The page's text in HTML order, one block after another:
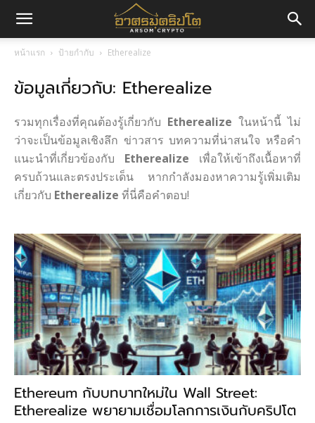
มค
ปโต
หน้าแรก ป้ายกำกับ Etherealize
ข้อมูลเกี่ยวกับ: Etherealize
รวมทุกเรื่องที่คุณต้องรู้เกี่ยวกับ Etherealize ในหน้านี้ ไม่
ว่าจะเป็นข้อมูลเชิงลึก ข่าวสาร บทความที่น่าสนใจ หรือคำ
แนะนำที่เกี่ยวข้องกับ Etherealize เพื่อให้เข้าถึงเนื้อหาที่
ครบถ้วนและตรงประเด็น หากกำลังมองหาความรู้เพิ่มเติม
เกี่ยวกับ Etherealize ที่นี่คือคำตอบ!
Ethereum กับบทบาทใหม่ใน Wall Street:
Etherealize พยายามเชื่อมโลกการเงินกับคริปโต